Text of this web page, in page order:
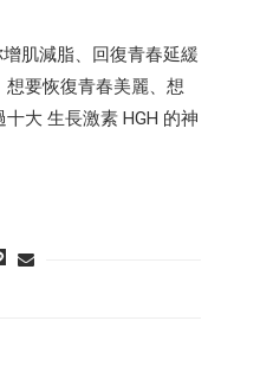
肌減脂、回復青春延緩
要恢復青春美麗、想
大 生長激素 HGH 的神